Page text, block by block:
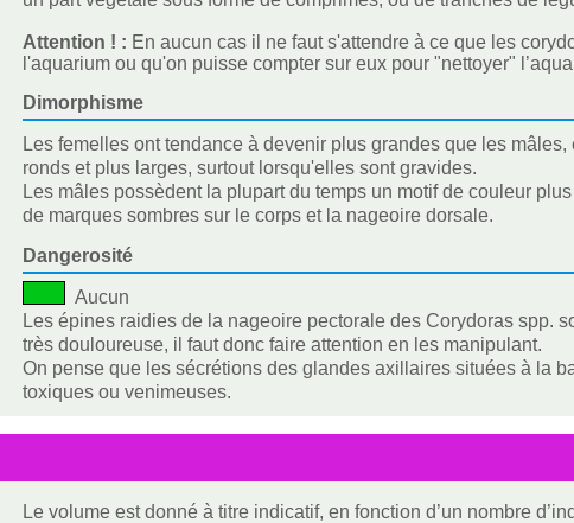
Attention ! : En aucun cas il ne faut s'attendre à ce que les
l'aquarium ou qu'on puisse compter sur eux pour "nettoyer"
Dimorphisme
Les femelles ont tendance à devenir plus grandes que les
ronds et plus larges, surtout lorsqu'elles sont gravides.
Les mâles possèdent la plupart du temps un motif de couleur
de marques sombres sur le corps et la nageoire dorsale.
Dangerosité
Aucun
Les épines raidies de la nageoire pectorale des Corydoras spp.
très douloureuse, il faut donc faire attention en les manipulant.
On pense que les sécrétions des glandes axillaires situées à la
toxiques ou venimeuses.
Le volume est donné à titre indicatif, en fonction d’un nombre